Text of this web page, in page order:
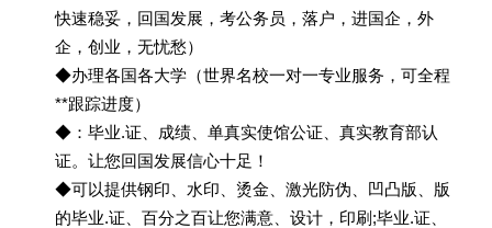
快速稳妥，回国发展，考公务员，落户，进国企，外
企，创业，无忧愁）
◆办理各国各大学（世界名校一对一专业服务，可全程
**跟踪进度）
◆：毕业.证、成绩、单真实使馆公证、真实教育部认
证。让您回国发展信心十足！
◆可以提供钢印、水印、烫金、激光防伪、凹凸版、版
的毕业.证、百分之百让您满意、设计，印刷;毕业.证、